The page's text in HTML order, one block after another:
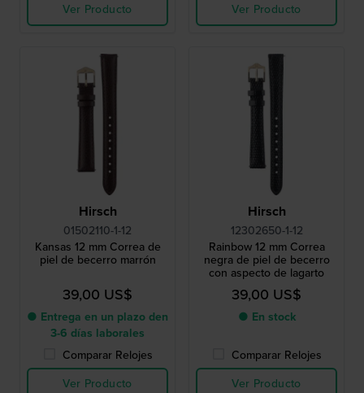
Ver Producto
Ver Producto
Hirsch
01502110-1-12
Kansas 12 mm Correa de
piel de becerro marrón
39,00 US$
● Entrega en un plazo den
3-6 días laborales
Comparar Relojes
Ver Producto
Hirsch
12302650-1-12
Rainbow 12 mm Correa
negra de piel de becerro
con aspecto de lagarto
39,00 US$
● En stock
Comparar Relojes
Ver Producto